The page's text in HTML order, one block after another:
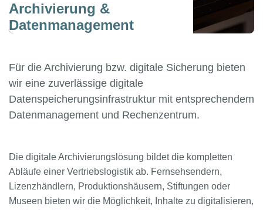
Archivierung &
Datenmanagement
Für die Archivierung bzw. digitale Sicherung bieten
wir eine zuverlässige digitale
Datenspeicherungsinfrastruktur mit entsprechendem
Datenmanagement und Rechenzentrum.
Die digitale Archivierungslösung bildet die kompletten
Abläufe einer Vertriebslogistik ab. Fernsehsendern,
Lizenzhändlern, Produktionshäusern, Stiftungen oder
Museen bieten wir die Möglichkeit, Inhalte zu digitalisieren,